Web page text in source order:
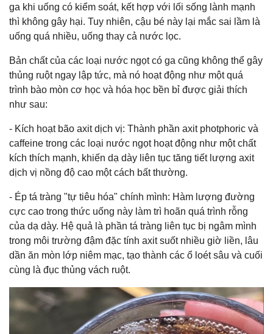
ga khi uống có kiểm soát, kết hợp với lối sống lành mạnh
thì không gây hại. Tuy nhiên, cậu bé này lại mắc sai lầm là
uống quá nhiều, uống thay cả nước lọc.
Bản chất của các loại nước ngọt có ga cũng không thể gây
thủng ruột ngay lập tức, mà nó hoạt động như một quá
trình bào mòn cơ học và hóa học bền bỉ được giải thích
như sau:
- Kích hoạt bão axit dịch vị: Thành phần axit photphoric và
caffeine trong các loại nước ngọt hoạt động như một chất
kích thích mạnh, khiến dạ dày liên tục tăng tiết lượng axit
dịch vị nồng độ cao một cách bất thường.
- Ép tá tràng "tự tiêu hóa" chính mình: Hàm lượng đường
cực cao trong thức uống này làm trì hoãn quá trình rỗng
của dạ dày. Hệ quả là phần tá tràng liên tục bị ngâm mình
trong môi trường đậm đặc tính axit suốt nhiều giờ liền, lâu
dần ăn mòn lớp niêm mạc, tạo thành các ổ loét sâu và cuối
cùng là đục thủng vách ruột.